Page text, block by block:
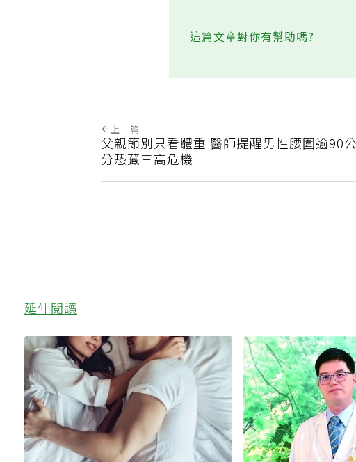
這篇文章對你有幫助嗎?
上一篇
父親節別只看體重 醫師提醒男性腰圍逾90公
分恐藏三高危機
延伸閱讀